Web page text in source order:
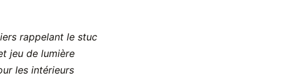
rappelant le stuc
jeu de lumière
les intérieurs